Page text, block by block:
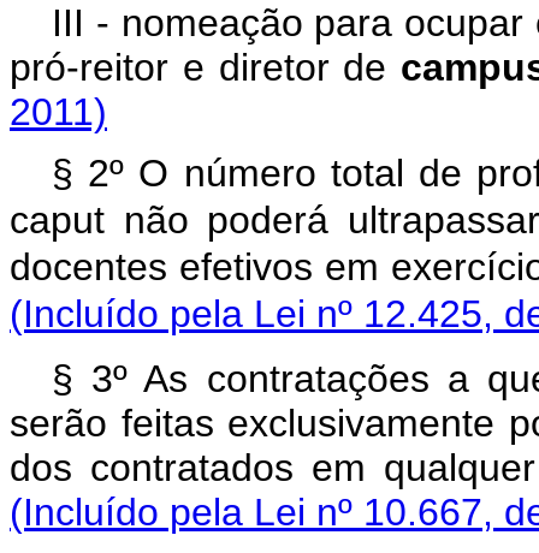
III - nomeação para
pró-reitor e diretor de
2011)
§ 2º O número total de
caput não poderá
docentes efetivos em
(Incluído pela Lei nº 12.425,
§ 3º As contratações a
serão feitas exclusivamente
dos contratados em
(Incluído pela Lei nº 10.667,